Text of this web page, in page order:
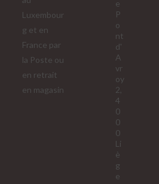
Luxembour
g et en
France par
la Poste ou
en retrait
en magasin
e
P
o
nt
d'
A
vr
oy
2,
4
0
0
0
Li
è
g
e